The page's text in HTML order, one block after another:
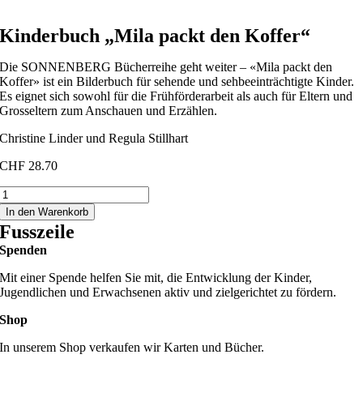
Kinderbuch „Mila packt den Koffer“
Die SONNENBERG Bücherreihe geht weiter – «Mila packt den
Koffer» ist ein Bilderbuch für sehende und sehbeeinträchtigte Kinder.
Es eignet sich sowohl für die Frühförderarbeit als auch für Eltern und
Grosseltern zum Anschauen und Erzählen.
Christine Linder und Regula Stillhart
CHF 28.70
In den Warenkorb
Fusszeile
Spenden
Mit einer Spende helfen Sie mit, die Entwicklung der Kinder,
Jugendlichen und Erwachsenen aktiv und zielgerichtet zu fördern.
Shop
In unserem Shop verkaufen wir Karten und Bücher.